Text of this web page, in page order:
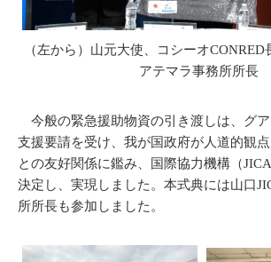
（左から）山元大使、コシーオ
アテマラ事務所所長
今般の緊急援助物資の引き渡しは、グ
支援要請を受け、我が国政府が人道的観
との友好関係に鑑み、国際協力機構（
決定し、実現しました。本式典には山口
所所長も参加しました。